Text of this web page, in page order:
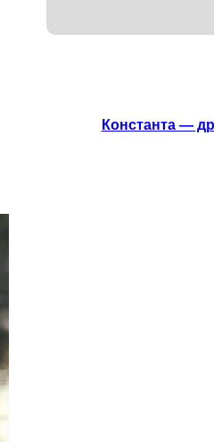
Константа —